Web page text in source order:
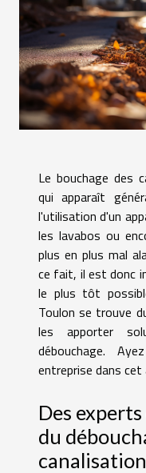
Le bouchage des
qui apparaît
l'utilisation d'un
les lavabos ou
plus en plus mal
ce fait, il est donc
le plus tôt
Toulon se trouve
les apporter
débouchage.
entreprise dans cet
Des
du